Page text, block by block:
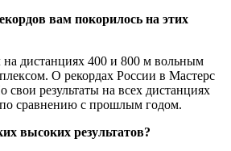
вам покорилось на этих
на дистанциях 400 и 800 м вольным
О рекордах России в Мастерс
свои результаты на всех дистанциях
сравнению с прошлым годом.
высоких результатов?